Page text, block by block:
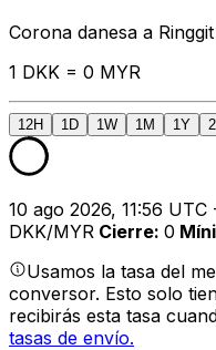
Corona danesa a
1 DKK = 0 MYR
12H 1D 1W 1M 1Y
10 ago 2026, 11:56
DKK/MYR Cierre: 0
Usamos la tasa del
conversor. Esto solo
recibirás esta tasa
tasas de envío.